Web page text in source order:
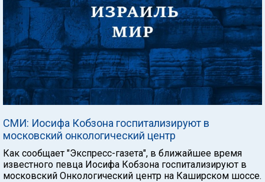
СМИ: Иосифа Кобзона госпитализируют в
московский онкологический центр
Как сообщает "Экспресс-газета", в ближайшее время
известного певца Иосифа Кобзона госпитализируют в
московский Онкологический центр на Каширском шоссе.